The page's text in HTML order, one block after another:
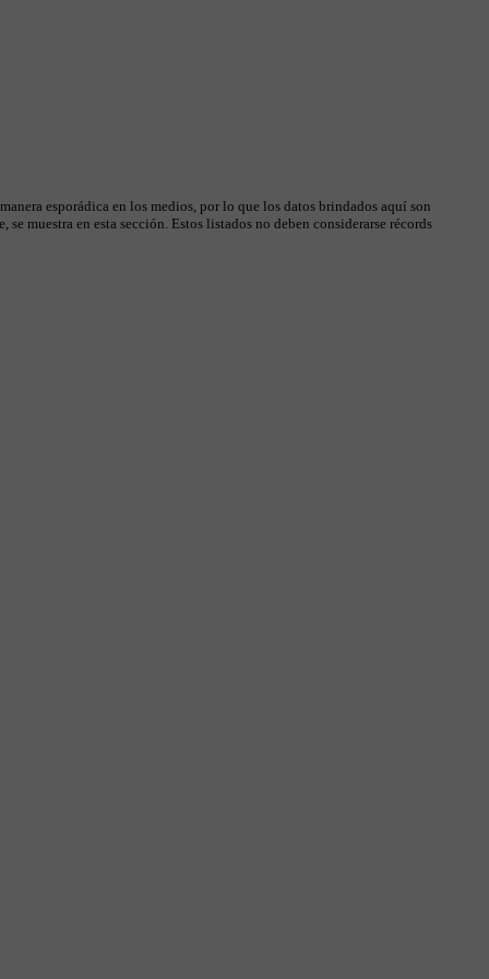
esporádica en los medios, por lo que los datos brindados aquí son
muestra en esta sección. Estos listados no deben considerarse récords